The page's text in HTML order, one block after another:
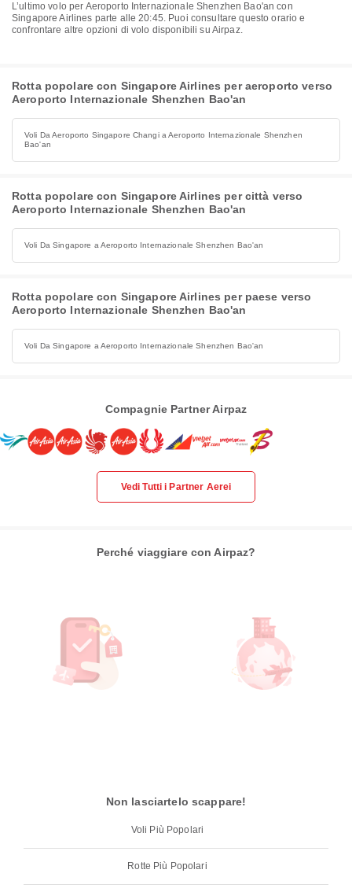
L’ultimo volo per Aeroporto Internazionale Shenzhen Bao'an con
Singapore Airlines parte alle 20:45. Puoi consultare questo orario e
confrontare altre opzioni di volo disponibili su Airpaz.
Rotta popolare con Singapore Airlines per aeroporto verso
Aeroporto Internazionale Shenzhen Bao'an
Voli Da Aeroporto Singapore Changi a Aeroporto Internazionale Shenzhen
Bao'an
Rotta popolare con Singapore Airlines per città verso
Aeroporto Internazionale Shenzhen Bao'an
Voli Da Singapore a Aeroporto Internazionale Shenzhen Bao'an
Rotta popolare con Singapore Airlines per paese verso
Aeroporto Internazionale Shenzhen Bao'an
Voli Da Singapore a Aeroporto Internazionale Shenzhen Bao'an
Compagnie Partner Airpaz
Vedi Tutti i Partner Aerei
Perché viaggiare con Airpaz?
Non lasciartelo scappare!
Voli Più Popolari
Rotte Più Popolari